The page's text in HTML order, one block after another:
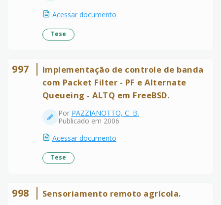
Acessar documento
Tese
997
Implementação de controle de banda
com Packet Filter - PF e Alternate
Queueing - ALTQ em FreeBSD.
Por PAZZIANOTTO, C. B.
Publicado em 2006
Acessar documento
Tese
998 Sensoriamento remoto agrícola.